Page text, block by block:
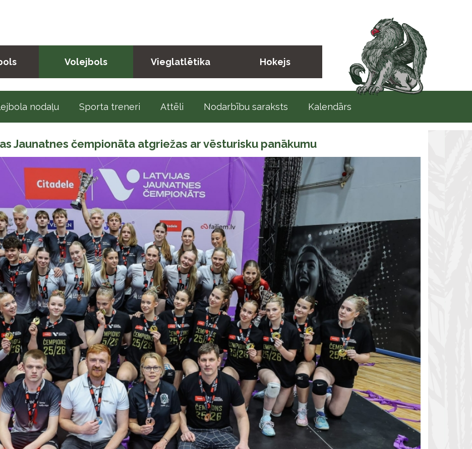
Volejbols Vieglatlētika Hokejs
nodaļu Sporta treneri Attēli Nodarbību saraksts Kalendārs
Jaunatnes čempionāta atgriežas ar vēsturisku panākumu